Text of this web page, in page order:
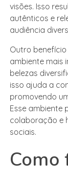
visões. Isso
autênticos e
audiência
Outro
ambiente mais
belezas
isso ajuda a
promovendo
Esse ambiente
colaboração e
sociais.
Como